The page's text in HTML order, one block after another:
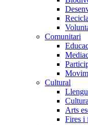
Comunitari
Cultural
Arts
Fires i